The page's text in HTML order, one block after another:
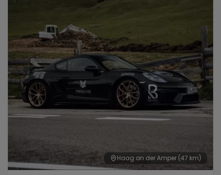
Haag an der Amper (47 km)